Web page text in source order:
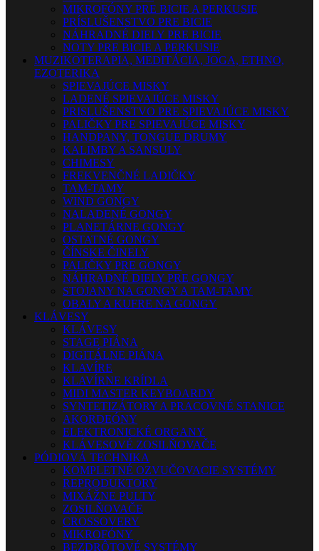
MIKROFÓNY PRE BICIE A PERKUSIE
PRÍSLUŠENSTVO PRE BICIE
NÁHRADNÉ DIELY PRE BICIE
NOTY PRE BICIE A PERKUSIE
MUZIKOTERAPIA, MEDITÁCIA, JOGA, ETHNO,
EZOTERIKA
SPIEVAJÚCE MISKY
LADENÉ SPIEVAJÚCE MISKY
PRISLUŠENSTVO PRE SPIEVAJÚCE MISKY
PALIČKY PRE SPIEVAJÚCE MISKY
HANDPANY, TONGUE DRUMY
KALIMBY A SANSULY
CHIMESY
FREKVENČNÉ LADIČKY
TAM-TAMY
WIND GONGY
NALADENÉ GONGY
PLANETÁRNE GONGY
OSTATNÉ GONGY
ČÍNSKE ČINELY
PALIČKY PRE GONGY
NÁHRADNÉ DIELY PRE GONGY
STOJANY NA GONGY A TAM-TAMY
OBALY A KUFRE NA GONGY
KLÁVESY
KLÁVESY
STAGE PIÁNA
DIGITÁLNE PIÁNA
KLAVÍRE
KLAVÍRNE KRÍDLA
MIDI MASTER KEYBOARDY
SYNTETIZÁTORY A PRACOVNÉ STANICE
AKORDEÓNY
ELEKTRONICKÉ ORGANY
KLÁVESOVÉ ZOSILŇOVAČE
PÓDIOVÁ TECHNIKA
KOMPLETNÉ OZVUČOVACIE SYSTÉMY
REPRODUKTORY
MIXÁŽNE PULTY
ZOSILŇOVAČE
CROSSOVERY
MIKROFÓNY
BEZDRÔTOVÉ SYSTÉMY